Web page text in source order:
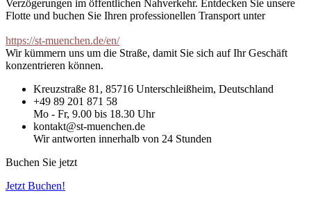
Verzögerungen im öffentlichen Nahverkehr. Entdecken Sie unsere
Flotte und buchen Sie Ihren professionellen Transport unter
https://st-muenchen.de/en/
Wir kümmern uns um die Straße, damit Sie sich auf Ihr Geschäft
konzentrieren können.
Kreuzstraße 81, 85716 Unterschleißheim, Deutschland
+49 89 201 871 58
Mo - Fr, 9.00 bis 18.30 Uhr
kontakt@st-muenchen.de
Wir antworten innerhalb von 24 Stunden
Buchen Sie jetzt
Jetzt Buchen!